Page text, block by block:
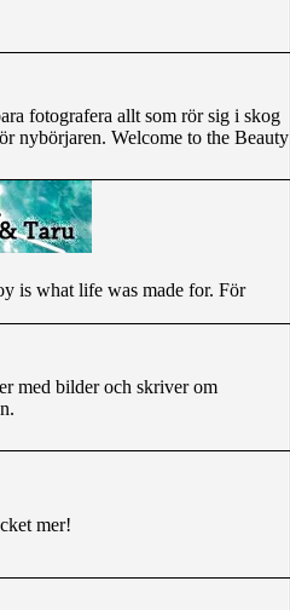
fotografera allt som rör sig i skog
nybörjaren. Welcome to the Beauty
is what life was made for. För
med bilder och skriver om
mer!